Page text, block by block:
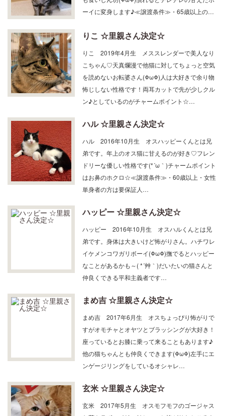
も食いしん坊(ΦωΦ)慣れるとデレデレの甘えたボ
ーイに変身します♪≪譲渡条件≫・65歳以上の…
りこ ☆里親さん決定☆
りこ 2019年4月生 メススレンダーで美人なり
こちゃん♡天真爛漫で他猫に対してちょっと空気
を読めないお転婆さん(ΦωΦ)人は大好きで余り物
怖じしない性格です！両耳カットで先が少しクル
ン♪としているのがチャームポイント☆…
ハル ☆里親さん決定☆
ハル 2016年10月生 オスハッピーくんとは兄
弟です。年上のオス猫に甘えるのが好き♡フレン
ドリーな優しい性格です(*´ω｀)チャームポイント
はお鼻のホクロ☆≪譲渡条件≫・60歳以上・女性
単身者の方は要保証人…
ハッピー ☆里親さん決定☆
ハッピー 2016年10月生 オスハルくんとは兄
弟です。身体は大きいけど怖がりさん。ハチワレ
イケメンコワガリボーイ(ΦωΦ)撫でるとハッピー
なことがあるかも～( *´艸｀)だいたいの猫さんと
仲良くできる平和主義者です…
まめ吉 ☆里親さん決定☆
まめ吉 2017年6月生 オスちょっぴり怖がりで
すがオモチャとオヤツとブラッシングが大好き！
座っているとお膝に乗って来ることもあります♪
他の猫ちゃんとも仲良くできます(ΦωΦ)左手にエ
ンゲージリングをしているオシャレ…
玄米 ☆里親さん決定☆
玄米 2017年5月生 オスモフモフのゴージャス